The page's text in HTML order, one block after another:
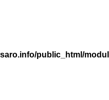
public_html/